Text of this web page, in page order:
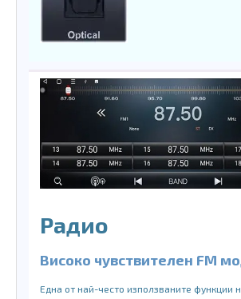
Радио
Високо чувствителен FM
Една от най-често използваните функции